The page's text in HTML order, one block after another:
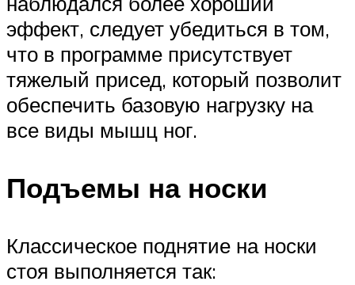
эффект, следует убедиться в том,
что в программе присутствует
тяжелый присед, который позволит
обеспечить базовую нагрузку на
все виды мышц ног.
Подъемы на носки
Классическое поднятие на носки
стоя выполняется так: